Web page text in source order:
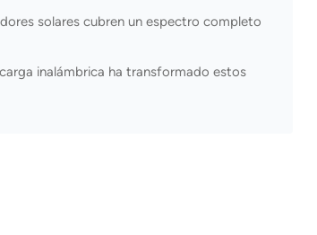
solares cubren un espectro completo
inalámbrica ha transformado estos